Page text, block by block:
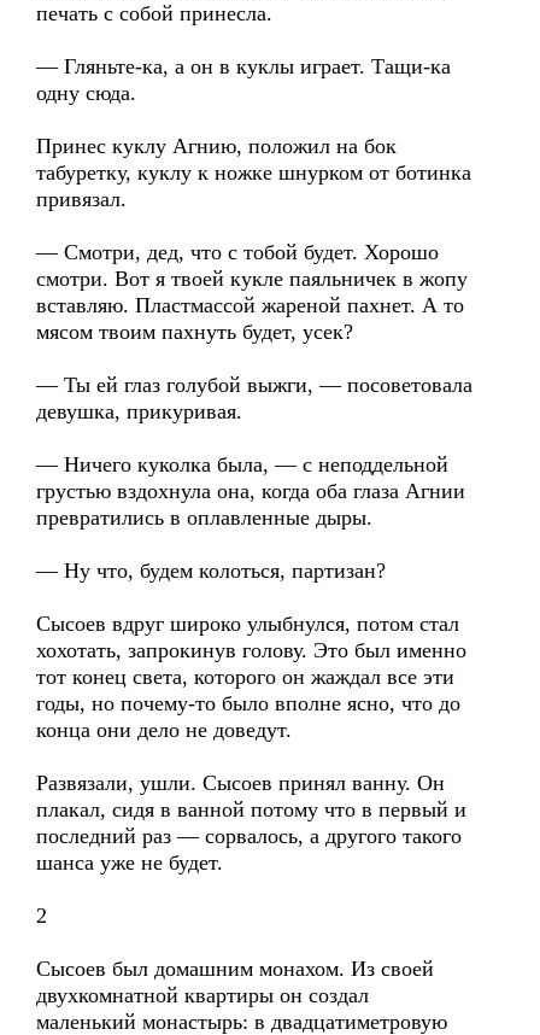
печать с собой принесла.
— Гляньте-ка, а он в куклы играет. Тащи-ка
одну сюда.
Принес куклу Агнию, положил на бок
табуретку, куклу к ножке шнурком от ботинка
привязал.
— Смотри, дед, что с тобой будет. Хорошо
смотри. Вот я твоей кукле паяльничек в жопу
вставляю. Пластмассой жареной пахнет. А то
мясом твоим пахнуть будет, усек?
— Ты ей глаз голубой выжги, — посоветовала
девушка, прикуривая.
— Ничего куколка была, — с неподдельной
грустью вздохнула она, когда оба глаза Агнии
превратились в оплавленные дыры.
— Ну что, будем колоться, партизан?
Сысоев вдруг широко улыбнулся, потом стал
хохотать, запрокинув голову. Это был именно
тот конец света, которого он жаждал все эти
годы, но почему-то было вполне ясно, что до
конца они дело не доведут.
Развязали, ушли. Сысоев принял ванну. Он
плакал, сидя в ванной потому что в первый и
последний раз — сорвалось, а другого такого
шанса уже не будет.
2
Сысоев был домашним монахом. Из своей
двухкомнатной квартиры он создал
маленький монастырь: в двадцатиметровую